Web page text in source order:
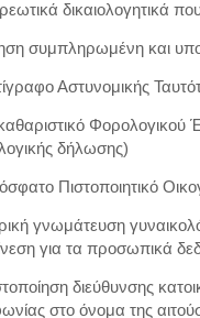
δικαιολογητικά
συμπληρωμένη και
Αστυνομικής
Φορολογικού
δήλωσης)
Πιστοποιητικό
γνωμάτευση
για τα προσωπικά
διεύθυνσης
στο όνομα της